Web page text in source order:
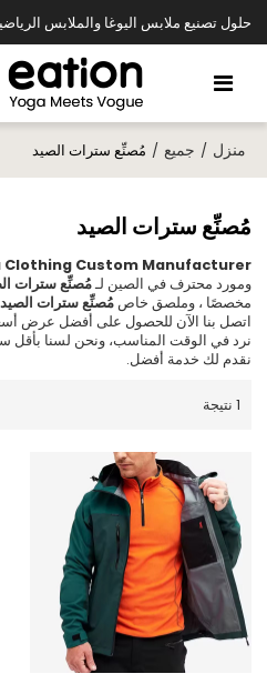
حلول تصنيع ملابس اليوغا والملابس
منزل / جميع / مُصنِّع سترات الصيد
مُصنِّع سترات الصيد
Clothing Custom Manufacturer
ومورد محترف في الصين لـمُصنِّع سترات
مخصصًا ، وملصق خاصمُصنِّع سترات الصيد
اتصل بنا الآن للحصول على أفضل عرض
نرد في الوقت المناسب، ونحن لسنا بأقل
نقدم لك خدمة أفضل.
1 نتيجة